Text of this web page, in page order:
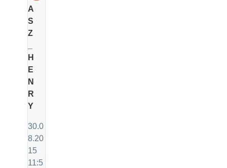
A
S
Z
H
E
N
R
Y
30.0
8.20
15
11:5